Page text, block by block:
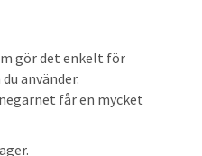
gör det enkelt för
använder.
får en mycket